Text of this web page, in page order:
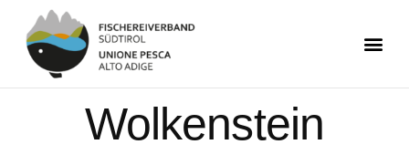
Wolkenstein